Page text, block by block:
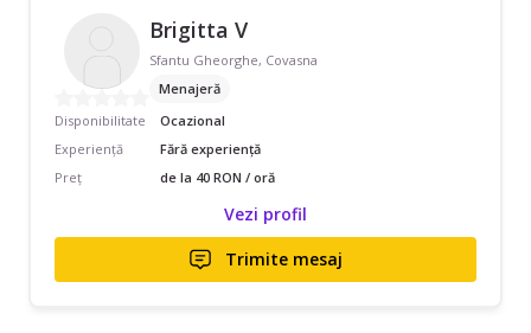
Brigitta V
Sfantu Gheorghe, Covasna
Menajeră
Disponibilitate
Ocazional
Experiență
Fără experiență
Preț
de la 40 RON / oră
Vezi profil
Trimite mesaj